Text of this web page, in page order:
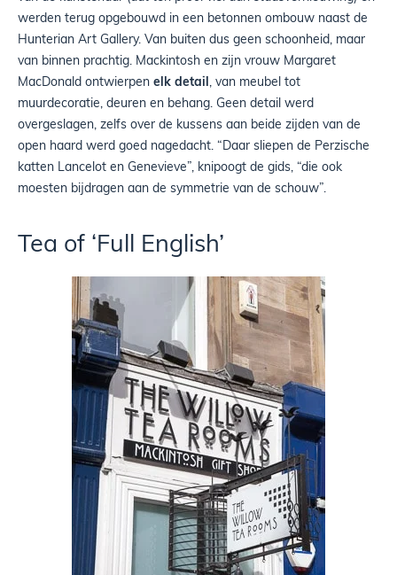
werden terug opgebouwd in een betonnen ombouw naast de
Hunterian Art Gallery. Van buiten dus geen schoonheid, maar
van binnen prachtig. Mackintosh en zijn vrouw Margaret
MacDonald ontwierpen elk detail, van meubel tot
muurdecoratie, deuren en behang. Geen detail werd
overgeslagen, zelfs over de kussens aan beide zijden van de
open haard werd goed nagedacht. “Daar sliepen de Perzische
katten Lancelot en Genevieve”, knipoogt de gids, “die ook
moesten bijdragen aan de symmetrie van de schouw”.
Tea of ‘Full English’